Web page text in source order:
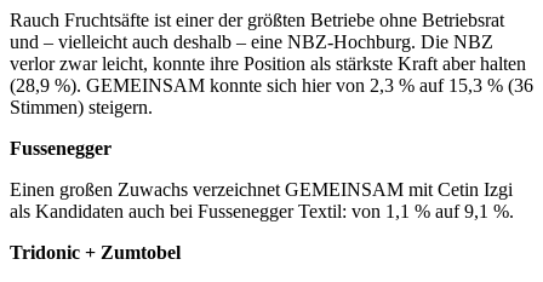
Rauch Fruchtsäfte ist einer der größten Betriebe ohne Betriebsrat
und – vielleicht auch deshalb – eine NBZ-Hochburg. Die NBZ
verlor zwar leicht, konnte ihre Position als stärkste Kraft aber halten
(28,9 %). GEMEINSAM konnte sich hier von 2,3 % auf 15,3 % (36
Stimmen) steigern.
Fussenegger
Einen großen Zuwachs verzeichnet GEMEINSAM mit Cetin Izgi
als Kandidaten auch bei Fussenegger Textil: von 1,1 % auf 9,1 %.
Tridonic + Zumtobel